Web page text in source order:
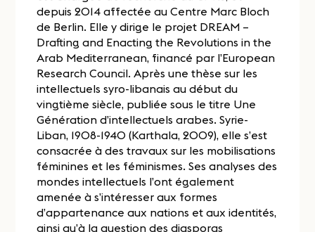
depuis 2014 affectée au Centre Marc Bloch
de Berlin. Elle y dirige le projet DREAM –
Drafting and Enacting the Revolutions in the
Arab Mediterranean, financé par l’European
Research Council. Après une thèse sur les
intellectuels syro-libanais au début du
vingtième siècle, publiée sous le titre Une
Génération d’intellectuels arabes. Syrie-
Liban, 1908-1940 (Karthala, 2009), elle s’est
consacrée à des travaux sur les mobilisations
féminines et les féminismes. Ses analyses des
mondes intellectuels l’ont également
amenée à s’intéresser aux formes
d’appartenance aux nations et aux identités,
ainsi qu’à la question des diasporas